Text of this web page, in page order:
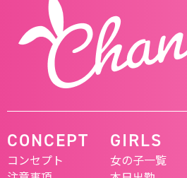
CONCEPT
コンセプト
GIRLS
女の子一覧